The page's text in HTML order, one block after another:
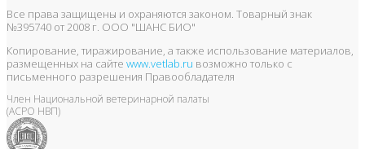
Все права защищены и охраняются законом. Товарный знак
№395740 от 2008 г. ООО "ШАНС БИО"
Копирование, тиражирование, а также использование материалов,
размещенных на сайте www.vetlab.ru возможно только с
письменного разрешения Правообладателя
Член Национальной ветеринарной палаты
(АСРО НВП)